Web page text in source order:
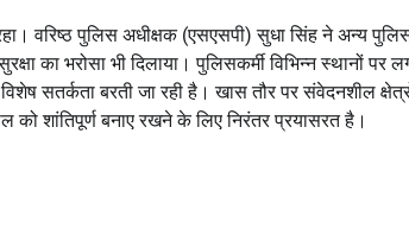
वरिष्ठ पुलिस अधीक्षक (एसएसपी) सुधा सिंह ने अन्य
का भरोसा भी दिलाया। पुलिसकर्मी विभिन्न स्थानों
सतर्कता बरती जा रही है। खास तौर पर संवेदनशील
को शांतिपूर्ण बनाए रखने के लिए निरंतर प्रयासरत है।